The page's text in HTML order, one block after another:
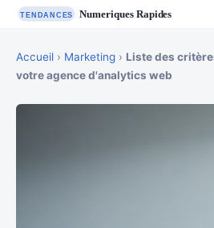
Accueil › Marketing › Liste des
votre agence d'analytics web